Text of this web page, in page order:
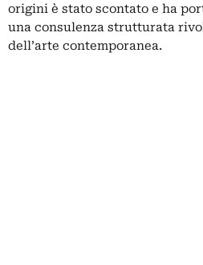
origini è stato scontato e ha
una consulenza strutturata
dell’arte contemporanea.